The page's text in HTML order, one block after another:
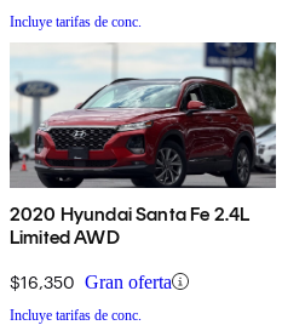
Incluye tarifas de conc.
2020 Hyundai Santa Fe 2.4L
Limited AWD
$16,350 Gran oferta
Incluye tarifas de conc.